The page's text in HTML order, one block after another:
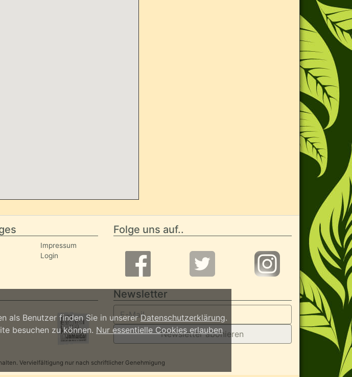
Impressum
Login
Folge uns auf..
Newsletter
Newsletter abonieren
Vervielfältigung nur nach schriftlicher Genehmigung
als Benutzer finden Sie in unsererDatenschutzerklärung.
besuchen zu können. Nur essentielle Cookies erlauben